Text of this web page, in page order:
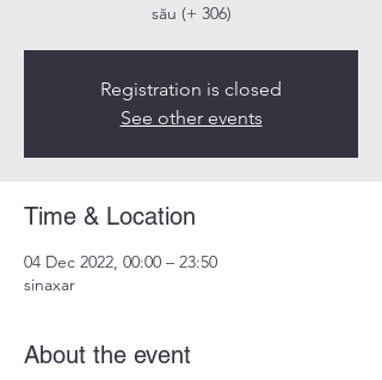
său (+ 306)
Registration is closed
See other events
Time & Location
04 Dec 2022, 00:00 – 23:50
sinaxar
About the event